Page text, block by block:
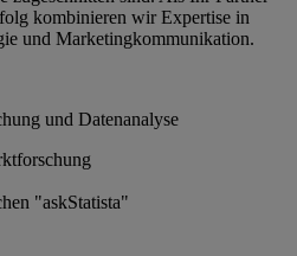
kombinieren wir Expertise in
und Marketingkommunikation.
und Datenanalyse
"askStatista"